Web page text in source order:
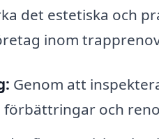
det estetiska och
inom
Genom att
och